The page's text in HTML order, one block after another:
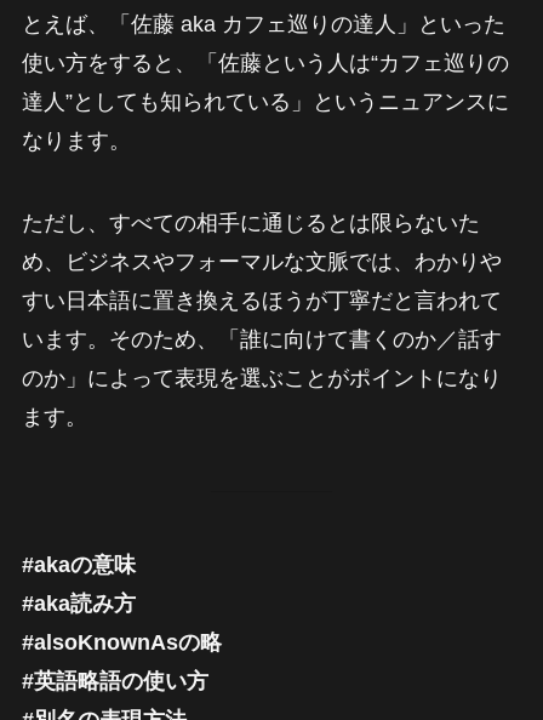
とえば、「佐藤 aka カフェ巡りの達人」といった
使い方をすると、「佐藤という人は“カフェ巡りの
達人”としても知られている」というニュアンスに
なります。
ただし、すべての相手に通じるとは限らないた
め、ビジネスやフォーマルな文脈では、わかりや
すい日本語に置き換えるほうが丁寧だと言われて
います。そのため、「誰に向けて書くのか／話す
のか」によって表現を選ぶことがポイントになり
ます。
#akaの意味
#aka読み方
#alsoKnownAsの略
#英語略語の使い方